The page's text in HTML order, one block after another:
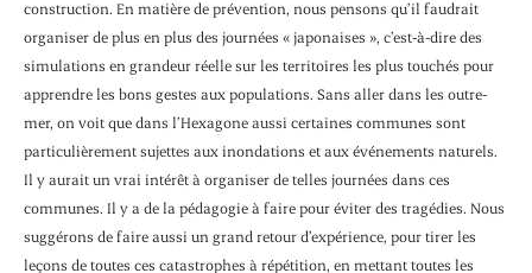
construction. En matière de prévention, nous pensons qu’il faudrait
organiser de plus en plus des journées « japonaises », c’est-à-dire des
simulations en grandeur réelle sur les territoires les plus touchés pour
apprendre les bons gestes aux populations. Sans aller dans les outre-
mer, on voit que dans l’Hexagone aussi certaines communes sont
particulièrement sujettes aux inondations et aux événements naturels.
Il y aurait un vrai intérêt à organiser de telles journées dans ces
communes. Il y a de la pédagogie à faire pour éviter des tragédies. Nous
suggérons de faire aussi un grand retour d’expérience, pour tirer les
leçons de toutes ces catastrophes à répétition, en mettant toutes les